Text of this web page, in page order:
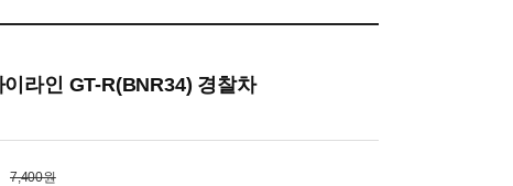
라인 GT-R(BNR34) 경찰차
7,400원